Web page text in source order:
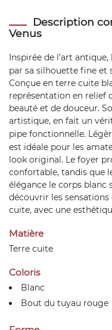
Description
Venus
Inspirée de l’art antique,
par sa silhouette fine et
Conçue en terre cuite
représentation en relief
beauté et de douceur.
artistique, en fait un
pipe fonctionnelle.
est idéale pour les
look original. Le foyer
confortable, tandis que
élégance le corps blanc
découvrir les sensations
cuite, avec une
Matière
Terre cuite
Coloris
Blanc
Bout du tuyau rouge